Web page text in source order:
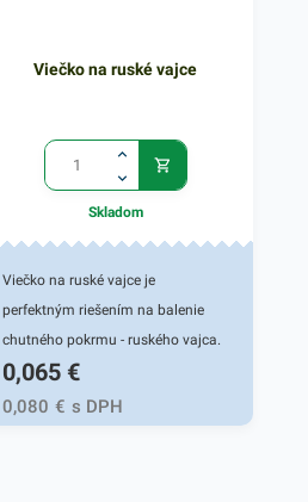
Viečko na ruské vajce
Skladom
Viečko na ruské vajce je
perfektným riešením na balenie
chutného pokrmu - ruského vajca.
Avšak toto viečko môže byť tiež
praktickým pomocníkom pri
rýchlom balení rôznych omáčok či
0,065 €
0,080 € s DPH